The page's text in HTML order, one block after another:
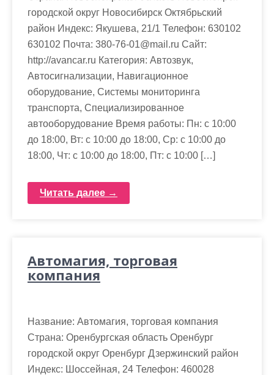
городской округ Новосибирск Октябрьский
район Индекс: Якушева, 21/1 Телефон: 630102
630102 Почта: 380-76-01@mail.ru Cайт:
http://avancar.ru Категория: Автозвук,
Автосигнализации, Навигационное
оборудование, Системы мониторинга
транспорта, Специализированное
автооборудование Время работы: Пн: с 10:00
до 18:00, Вт: с 10:00 до 18:00, Ср: с 10:00 до
18:00, Чт: с 10:00 до 18:00, Пт: с 10:00 […]
Читать далее →
Автомагия, торговая
компания
Название: Автомагия, торговая компания
Страна: Оренбургская область Оренбург
городской округ Оренбург Дзержинский район
Индекс: Шоссейная, 24 Телефон: 460028